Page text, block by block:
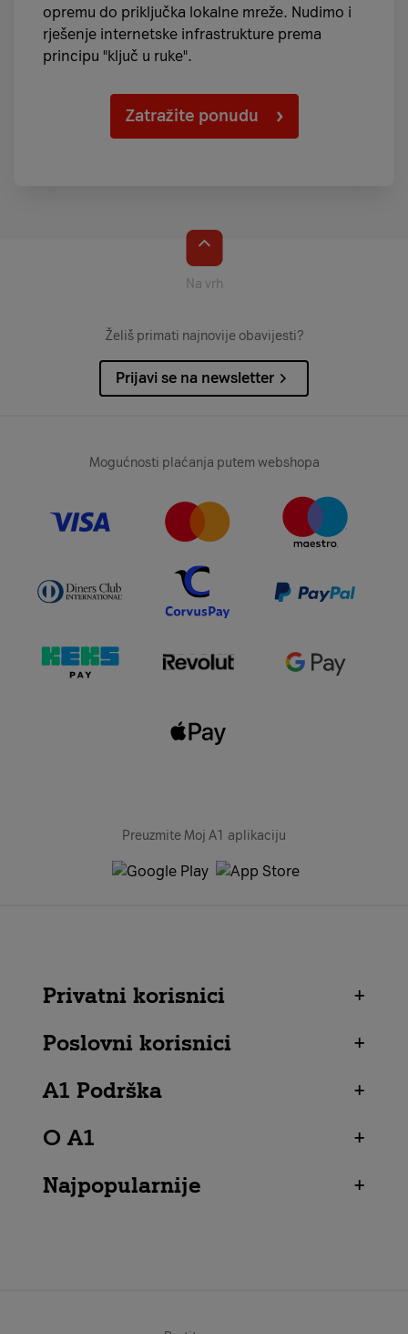
opremu do priključka lokalne mreže. Nudimo i
rješenje internetske infrastrukture prema
principu "ključ u ruke".
Zatražite ponudu
Na vrh
Želiš primati najnovije obavijesti?
Prijavi se na newsletter
Mogućnosti plaćanja putem webshopa
Preuzmite Moj A1 aplikaciju
Privatni korisnici
+
Poslovni korisnici
+
A1 Podrška
+
O A1
+
Najpopularnije
+